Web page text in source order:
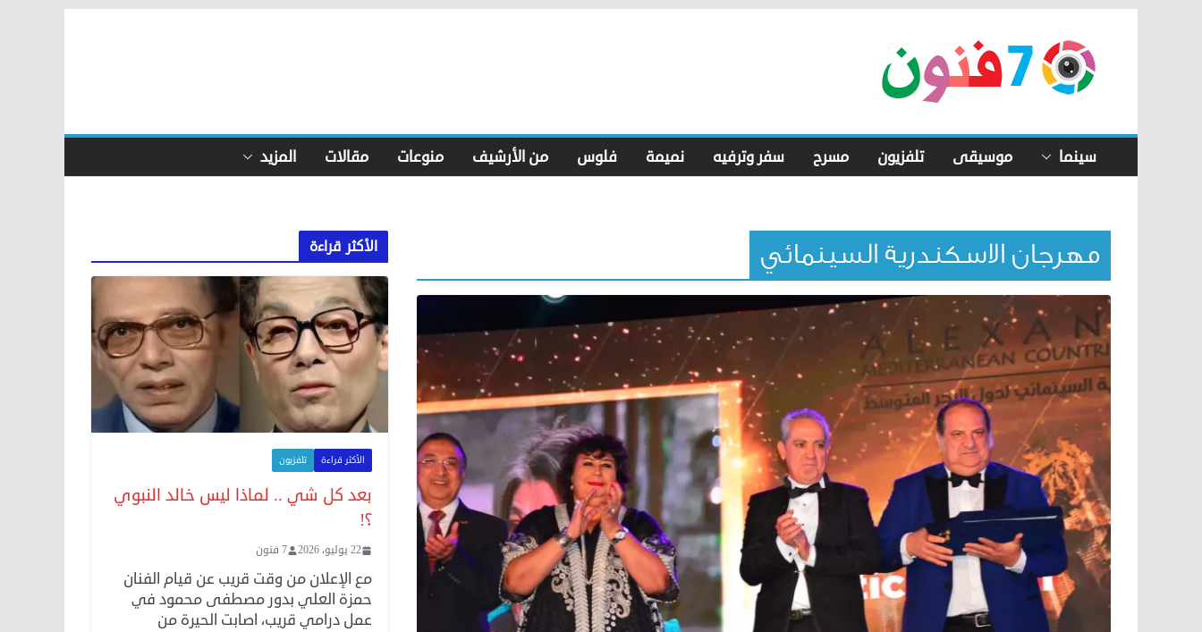
content
سينما موسيقى تلفزيون مسرح سفر وترفيه نميمة فلوس من الأرشيف منوعات مقالات المزيد
مهرجان الاسكندرية السينمائي الأكثر قراءة
الأكثر قراءة تلفزيون
بعد كل شي .. لماذا ليس خالد النبوي
؟!
22 يوليو، 2026 7 فنون
مع الإعلان من وقت قريب عن قيام الفنان
حمزة العلي بدور مصطفى محمود في
عمل درامي قريب، اصابت الحيرة من